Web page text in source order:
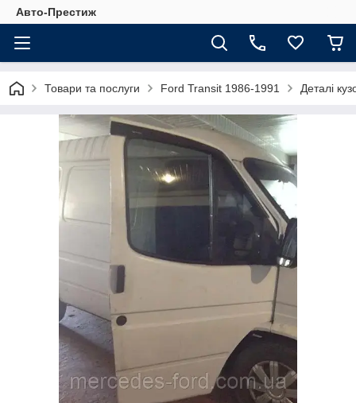
Авто-Престиж
Товари та послуги Ford Transit 1986-1991 Деталі